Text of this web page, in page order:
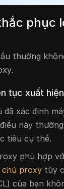
phục
thường
tục xuất
đã xác định
này
tiêu cụ thể.
phù hợp
chủ proxy tùy
của bạn